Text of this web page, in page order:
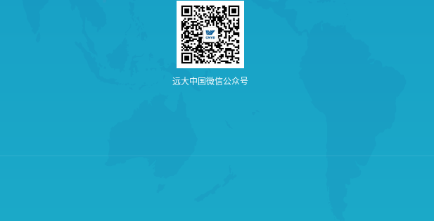
远大中 国微信公众号